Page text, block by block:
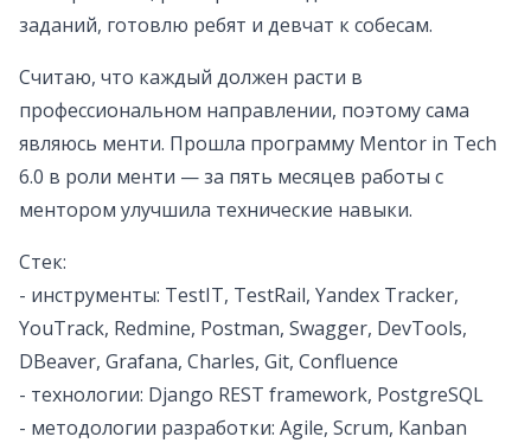
заданий, готовлю ребят и девчат к собесам.
Считаю, что каждый должен расти в
профессиональном направлении, поэтому сама
являюсь менти. Прошла программу Mentor in Tech
6.0 в роли менти — за пять месяцев работы с
ментором улучшила технические навыки.
Стек:
- инструменты: TestIT, TestRail, Yandex Tracker,
YouTrack, Redmine, Postman, Swagger, DevTools,
DBeaver, Grafana, Charles, Git, Confluence
- технологии: Django REST framework, PostgreSQL
- методологии разработки: Agile, Scrum, Kanban